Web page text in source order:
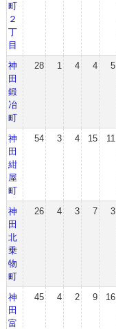
町
２
丁
目
神
田
鍛
冶
町
28 1 4 4 5
神
田
紺
屋
町
54 3 4 15 11
神
田
北
乗
物
町
26 4 3 7 3
神
田
富
45 4 2 9 16